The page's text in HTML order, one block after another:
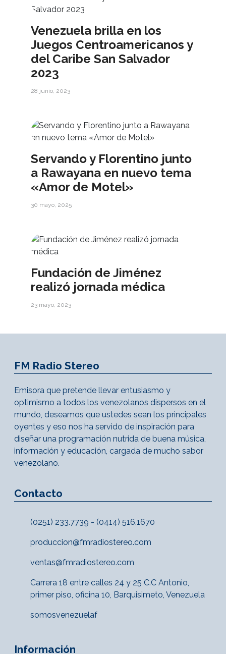
Venezuela brilla en los
Juegos Centroamericanos y
del Caribe San Salvador
2023
28 junio, 2023
Servando y Florentino junto
a Rawayana en nuevo tema
«Amor de Motel»
30 mayo, 2025
Fundación de Jiménez
realizó jornada médica
23 mayo, 2023
FM Radio Stereo
Emisora que pretende llevar entusiasmo y
optimismo a todos los venezolanos dispersos en el
mundo, deseamos que ustedes sean los principales
oyentes y eso nos ha servido de inspiración para
diseñar una programación nutrida de buena música,
información y educación, cargada de mucho sabor
venezolano.
Contacto
(0251) 233.7739 - (0414) 516.1670
produccion@fmradiostereo.com
ventas@fmradiostereo.com
Carrera 18 entre calles 24 y 25 C.C Antonio,
primer piso, oficina 10, Barquisimeto, Venezuela
somosvenezuelaf
Información